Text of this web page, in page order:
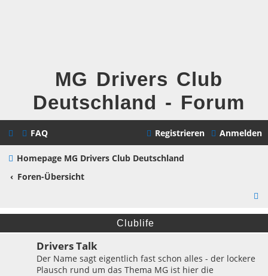
MG Drivers Club
Deutschland - Forum
FAQ Anmelden
Registrieren
Homepage MG Drivers Club Deutschland
Foren-Übersicht
u
c
Clublife
Drivers Talk
Der Name sagt eigentlich fast schon alles - der lockere
Plausch rund um das Thema MG ist hier die